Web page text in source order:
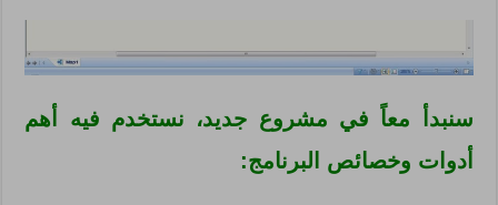
سنبدأ معاً في مشروع جديد، نستخدم فيه أهم
أدوات وخصائص البرنامج: